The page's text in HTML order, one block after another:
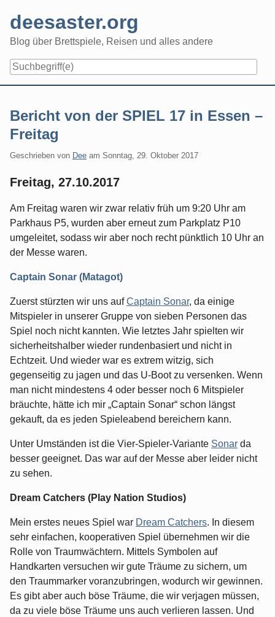
content
deesaster.org
Blog über Brettspiele, Reisen und alles andere
Bericht von der SPIEL 17 in Essen –
Freitag
Geschrieben von Dee am Sonntag, 29. Oktober 2017
Freitag, 27.10.2017
Am Freitag waren wir zwar relativ früh um 9:20 Uhr am
Parkhaus P5, wurden aber erneut zum Parkplatz P10
umgeleitet, sodass wir aber noch recht pünktlich 10 Uhr an
der Messe waren.
Captain Sonar (Matagot)
Zuerst stürzten wir uns aufCaptain Sonar, da einige
Mitspieler in unserer Gruppe von sieben Personen das
Spiel noch nicht kannten. Wie letztes Jahr spielten wir
sicherheitshalber wieder rundenbasiert und nicht in
Echtzeit. Und wieder war es extrem witzig, sich
gegenseitig zu jagen und das U-Boot zu versenken. Wenn
man nicht mindestens 4 oder besser noch 6 Mitspieler
bräuchte, hätte ich mir „Captain Sonar“ schon längst
gekauft, da es jeden Spieleabend bereichern kann.
Unter Umständen ist die Vier-Spieler-Variante Sonar da
besser geeignet. Das war auf der Messe aber leider nicht
zu sehen.
Dream Catchers (Play Nation Studios)
Mein erstes neues Spiel war Dream Catchers. In diesem
sehr einfachen, kooperativen Spiel übernehmen wir die
Rolle von Traumwächtern. Mittels Symbolen auf
Handkarten versuchen wir gute Träume zu sichern, um
den Traummarker voranzubringen, wodurch wir gewinnen.
Es gibt aber auch böse Träume, die wir verjagen müssen,
da zu viele böse Träume uns auch verlieren lassen. Und